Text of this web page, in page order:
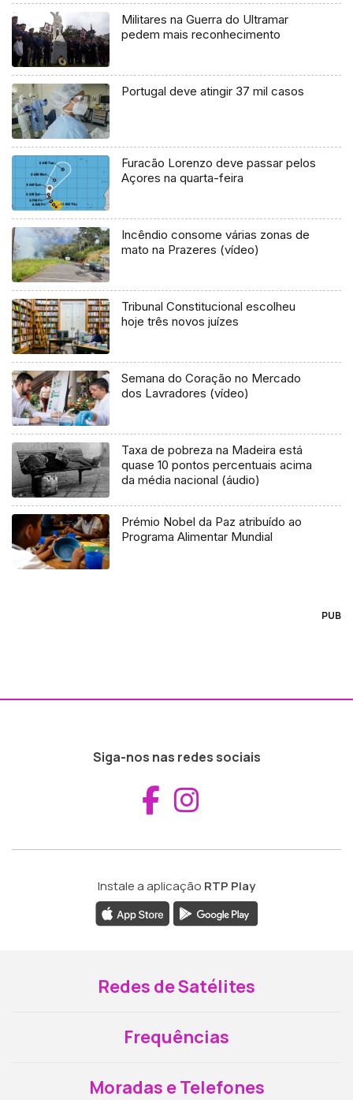
Militares na Guerra do Ultramar
pedem mais reconhecimento
Portugal deve atingir 37 mil casos
Furacão Lorenzo deve passar pelos
Açores na quarta-feira
Incêndio consome várias zonas de
mato na Prazeres (vídeo)
Tribunal Constitucional escolheu
hoje três novos juízes
Semana do Coração no Mercado
dos Lavradores (vídeo)
Taxa de pobreza na Madeira está
quase 10 pontos percentuais acima
da média nacional (áudio)
Prémio Nobel da Paz atribuído ao
Programa Alimentar Mundial
PUB
Siga-nos nas redes sociais
Aceder ao
Instale a aplicação RTP Play
Redes de Satélites
Frequências
Moradas e Telefones